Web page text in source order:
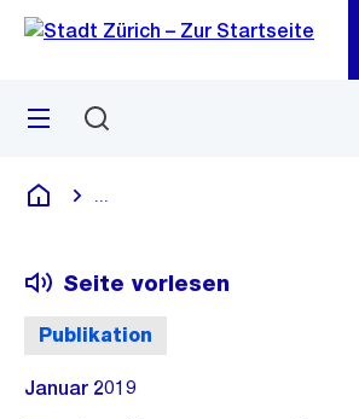
Navigation
Sprunglink
Menü
Deutsch
Publikation
Seite vorlesen
Januar 2019